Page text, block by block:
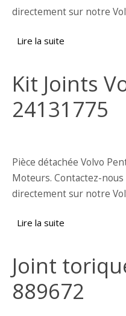
directement sur notre
Lire la suite
Kit Joints
24131775
Pièce détachée Volvo
Moteurs. Contactez-
directement sur notre
Lire la suite
Joint
889672